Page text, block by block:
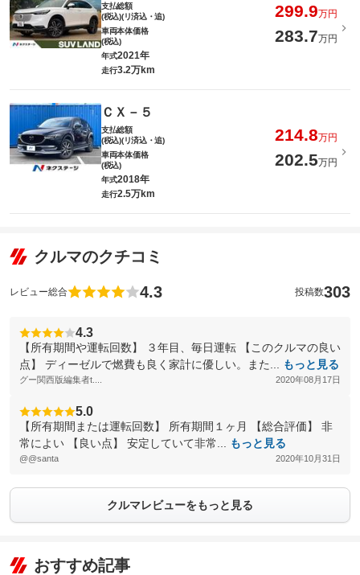
支払総額
(税込)(リ済込・追)
299.9万円
車両本体価格
(税込)
283.7万円
年式2021年
走行3.2万km
ＣＸ－５
支払総額
(税込)(リ済込・追)
214.8万円
車両本体価格
(税込)
202.5万円
年式2018年
走行2.5万km
クルマのクチコミ
レビュー総合 4.3 投稿数303
4.3
【所有期間や運転回数】 ３年目、毎日運転 【このクルマの良い
点】 ディーゼルで燃費も良く家計に優しい。また...
もっと見る
グー関西版編集者t.... 2020年08月17日
5.0
【所有期間または運転回数】 所有期間１ヶ月 【総合評価】 非
常によい 【良い点】 安定していて非常...
もっと見る
@@santa 2020年10月31日
クルマレビューをもっと見る
おすすめ記事